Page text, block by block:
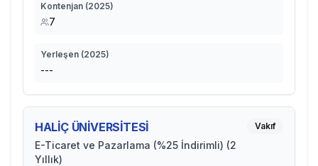
Kontenjan (2025)
7
Yerleşen (2025)
---
HALİÇ ÜNİVERSİTESİ
E-Ticaret ve Pazarlama (%25 İndirimli) (2
Yıllık)
Vakıf